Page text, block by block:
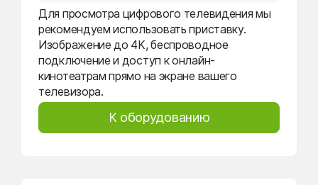
Для просмотра цифрового телевидения мы
рекомендуем использовать приставку.
Изображение до 4K, беспроводное
подключение и доступ к онлайн-
кинотеатрам прямо на экране вашего
телевизора.
К оборудованию